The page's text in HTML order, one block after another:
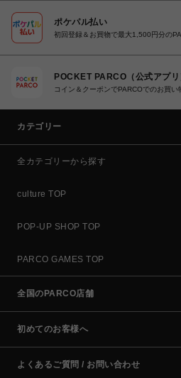
ポケパル払い
初回登録＆お買物で最大1,500円分の
POCKET PARCO（公式アプリ
コイン＆クーポンでPARCOでのお買い
カテゴリー
全カテゴリーから探す
culture TOP
POP-UP SHOP TOP
PARCO GAMES TOP
全国のPARCO店舗
初めてのお客様へ
よくあるご質問 / お問い合わせ